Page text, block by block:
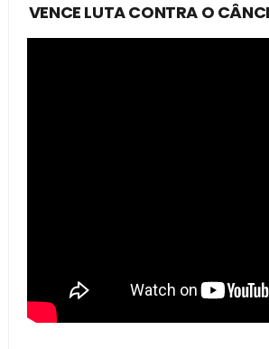
VENCE LUTA CONTRA O